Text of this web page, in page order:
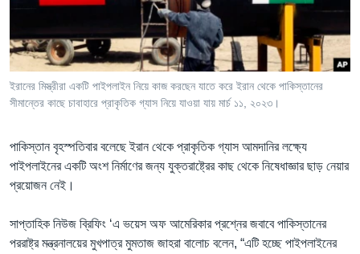
FOLLOW US
অন্য ভাষায় ওয়েব সাইট
ইরানের মিস্ত্রীরা একটি পাইপলাইন নিয়ে কাজ করছেন যাতে করে ইরান থেকে পাকিস্তানের
সীমান্তের কাছে চাবাহারে প্রাকৃতিক গ্যাস নিয়ে যাওয়া যায় মার্চ ১১, ২০২৩।
পাকিস্তান বৃহস্পতিবার বলেছে ইরান থেকে প্রাকৃতিক গ্যাস আমদানির লক্ষ্যে
পাইপলাইনের একটি অংশ নির্মাণের জন্য যুক্তরাষ্ট্রের কাছ থেকে নিষেধাজ্ঞার ছাড় নেয়ার
প্রয়োজন নেই।
সাপ্তাহিক নিউজ ব্রিফিং ‘এ ভয়েস অফ আমেরিকার প্রশ্নের জবাবে পাকিস্তানের
পররাষ্ট্র মন্ত্রনালয়ের মুখপাত্র মুমতাজ জাহরা বালোচ বলেন, “এটি হচ্ছে পাইপলাইনের